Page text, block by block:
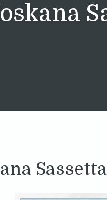
Sassetta